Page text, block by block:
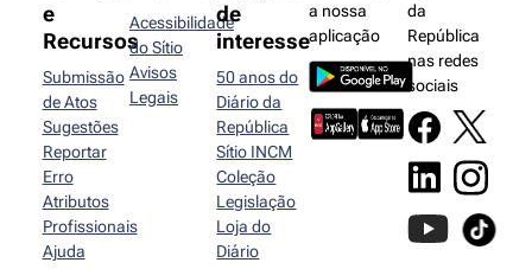
e
Recursos
Submissão
de Atos
Sugestões
Reportar
Erro
Atributos
Profissionais
Ajuda
Acessibilidade
do Sítio
Avisos
Legais
de
interesse
50 anos do
Diário da
República
Sítio INCM
Coleção
Legislação
Loja do
Diário
a nossa
aplicação
da
República
nas redes
sociais